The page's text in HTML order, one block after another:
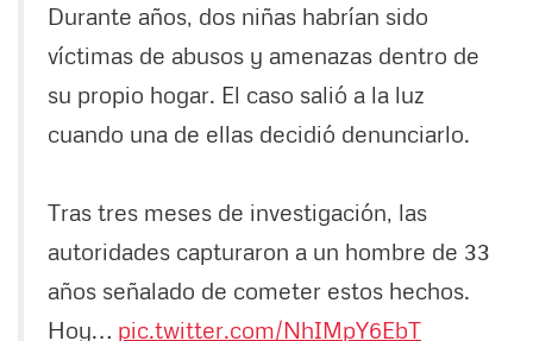
Durante años, dos niñas habrían sido
víctimas de abusos y amenazas dentro de
su propio hogar. El caso salió a la luz
cuando una de ellas decidió denunciarlo.
Tras tres meses de investigación, las
autoridades capturaron a un hombre de 33
años señalado de cometer estos hechos.
Hoy… pic.twitter.com/NhIMpY6EbT